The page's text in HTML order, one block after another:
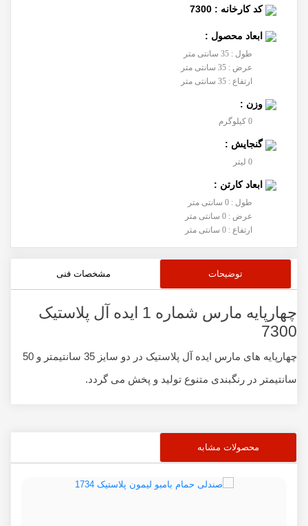
کد کارخانه : 7300
ابعاد محصول :
طول : 35 سانتی متر
عرض : 35 سانتی متر
ارتفاع : 35 سانتی متر
وزن :
0 کیلوگرم
گنجایش :
0 لیتر
ابعاد کارتن :
طول : 0 سانتی متر
عرض : 0 سانتی متر
ارتفاع : 0 سانتی متر
توضیحات مشخصات فنی
چهارپایه مارس شماره 1 ایده آل پلاستیک
7300
چهارپایه های مارس ایده آل پلاستیک در دو سایز 35 سانتیمتر و 50
سانتیمتر در رنگبندی متنوع تولید و پخش می گردد.
محصولات مشابه